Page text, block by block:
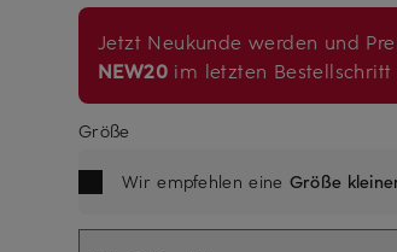
Jetzt Neukunde werden und
NEW20 im letzten Bestellschritt
Größe
Wir empfehlen eine Größe